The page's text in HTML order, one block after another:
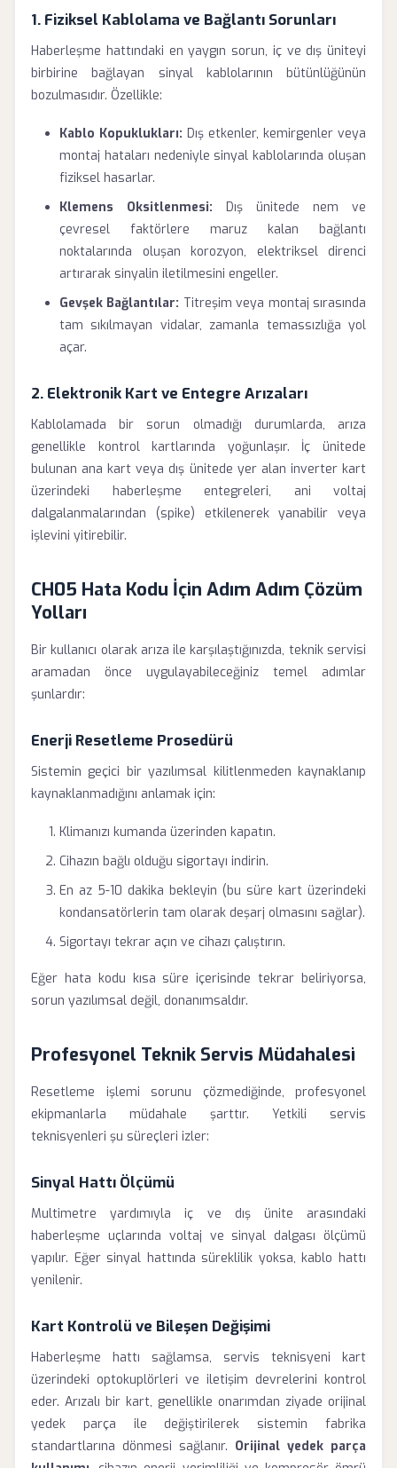
1. Fiziksel Kablolama ve Bağlantı Sorunları
Haberleşme hattındaki en yaygın sorun, iç ve dış üniteyi
birbirine bağlayan sinyal kablolarının bütünlüğünün
bozulmasıdır. Özellikle:
Kablo Kopuklukları: Dış etkenler, kemirgenler veya
montaj hataları nedeniyle sinyal kablolarında oluşan
fiziksel hasarlar.
Klemens Oksitlenmesi: Dış ünitede nem ve
çevresel faktörlere maruz kalan bağlantı
noktalarında oluşan korozyon, elektriksel direnci
artırarak sinyalin iletilmesini engeller.
Gevşek Bağlantılar: Titreşim veya montaj sırasında
tam sıkılmayan vidalar, zamanla temassızlığa yol
açar.
2. Elektronik Kart ve Entegre Arızaları
Kablolamada bir sorun olmadığı durumlarda, arıza
genellikle kontrol kartlarında yoğunlaşır. İç ünitede
bulunan ana kart veya dış ünitede yer alan inverter kart
üzerindeki haberleşme entegreleri, ani voltaj
dalgalanmalarından (spike) etkilenerek yanabilir veya
işlevini yitirebilir.
CH05 Hata Kodu İçin Adım Adım Çözüm
Yolları
Bir kullanıcı olarak arıza ile karşılaştığınızda, teknik servisi
aramadan önce uygulayabileceğiniz temel adımlar
şunlardır:
Enerji Resetleme Prosedürü
Sistemin geçici bir yazılımsal kilitlenmeden kaynaklanıp
kaynaklanmadığını anlamak için:
Klimanızı kumanda üzerinden kapatın.
Cihazın bağlı olduğu sigortayı indirin.
En az 5-10 dakika bekleyin (bu süre kart üzerindeki
kondansatörlerin tam olarak deşarj olmasını sağlar).
Sigortayı tekrar açın ve cihazı çalıştırın.
Eğer hata kodu kısa süre içerisinde tekrar beliriyorsa,
sorun yazılımsal değil, donanımsaldır.
Profesyonel Teknik Servis Müdahalesi
Resetleme işlemi sorunu çözmediğinde, profesyonel
ekipmanlarla müdahale şarttır. Yetkili servis
teknisyenleri şu süreçleri izler:
Sinyal Hattı Ölçümü
Multimetre yardımıyla iç ve dış ünite arasındaki
haberleşme uçlarında voltaj ve sinyal dalgası ölçümü
yapılır. Eğer sinyal hattında süreklilik yoksa, kablo hattı
yenilenir.
Kart Kontrolü ve Bileşen Değişimi
Haberleşme hattı sağlamsa, servis teknisyeni kart
üzerindeki optokuplörleri ve iletişim devrelerini kontrol
eder. Arızalı bir kart, genellikle onarımdan ziyade orijinal
yedek parça ile değiştirilerek sistemin fabrika
standartlarına dönmesi sağlanır. Orijinal yedek parça